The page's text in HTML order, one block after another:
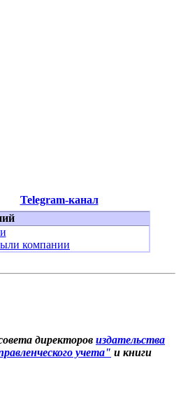
Telegram-канал
компании
директоров издательства
учета" и книги